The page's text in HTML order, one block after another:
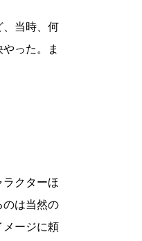
、当時、何
った。ま
クターほ
のは当然の
メージに頼